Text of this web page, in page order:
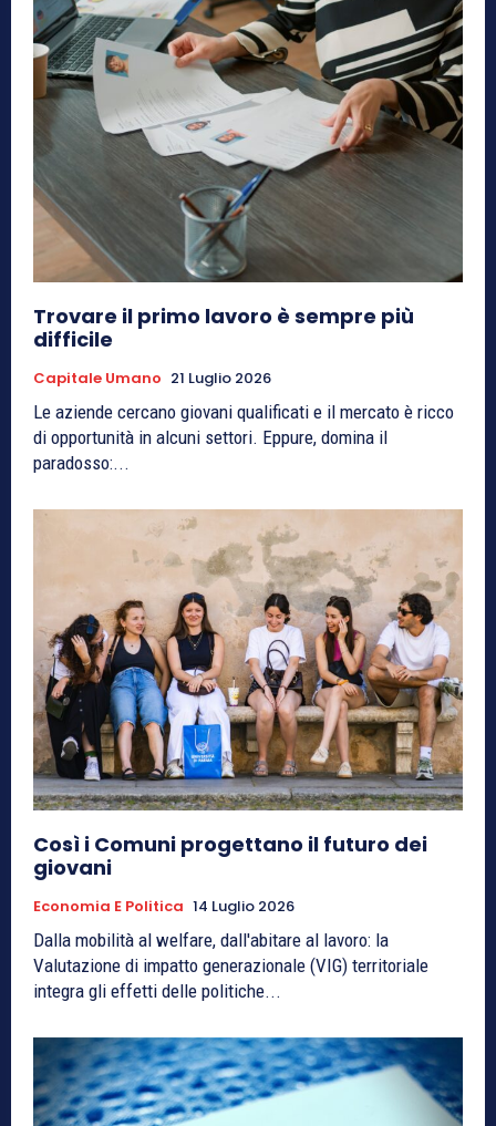
Trovare il primo lavoro è sempre più
difficile
Capitale Umano 21 Luglio 2026
Le aziende cercano giovani qualificati e il mercato è ricco
di opportunità in alcuni settori. Eppure, domina il
paradosso:...
Così i Comuni progettano il futuro dei
giovani
Economia E Politica 14 Luglio 2026
Dalla mobilità al welfare, dall'abitare al lavoro: la
Valutazione di impatto generazionale (VIG) territoriale
integra gli effetti delle politiche...